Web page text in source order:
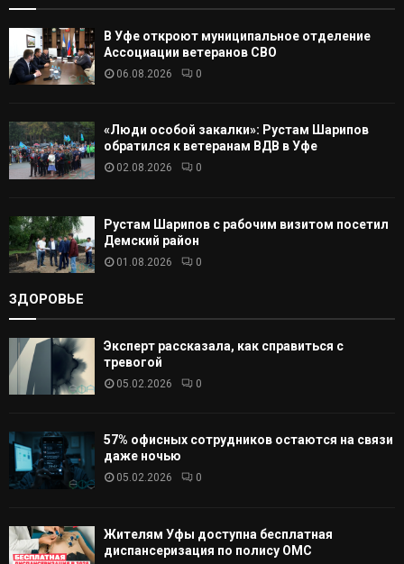
А
В Уфе откроют муниципальное отделение
Ассоциации ветеранов СВО
06.08.2026 0
«Люди особой закалки»: Рустам Шарипов
обратился к ветеранам ВДВ в Уфе
02.08.2026 0
Рустам Шарипов с рабочим визитом посетил
Демский район
01.08.2026 0
ЗДОРОВЬЕ
Эксперт рассказала, как справиться с
тревогой
05.02.2026 0
57% офисных сотрудников остаются на связи
даже ночью
05.02.2026 0
Жителям Уфы доступна бесплатная
диспансеризация по полису ОМС